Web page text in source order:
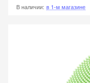
В наличии: в 1-м магазине